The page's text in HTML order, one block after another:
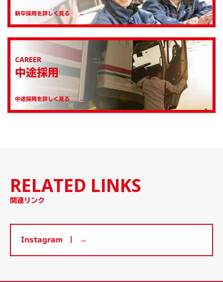
新卒採用を詳しく見る
CAREER
中途採用
中途採用を詳しく見る
RELATED LINKS
関連リンク
Instagram ┃